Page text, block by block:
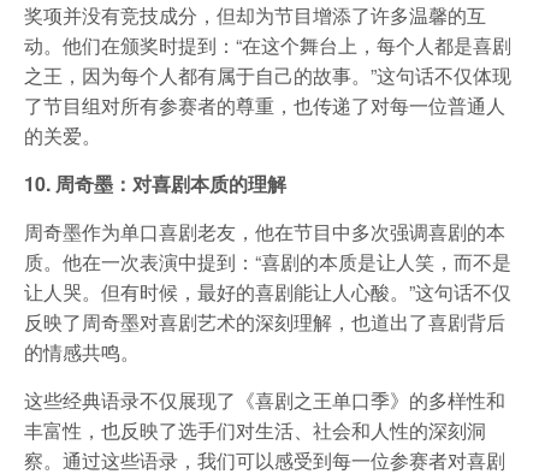
奖项并没有竞技成分，但却为节目增添了许多温馨的互
动。他们在颁奖时提到：“在这个舞台上，每个人都是喜剧
之王，因为每个人都有属于自己的故事。”这句话不仅体现
了节目组对所有参赛者的尊重，也传递了对每一位普通人
的关爱。
10. 周奇墨：对喜剧本质的理解
周奇墨作为单口喜剧老友，他在节目中多次强调喜剧的本
质。他在一次表演中提到：“喜剧的本质是让人笑，而不是
让人哭。但有时候，最好的喜剧能让人心酸。”这句话不仅
反映了周奇墨对喜剧艺术的深刻理解，也道出了喜剧背后
的情感共鸣。
这些经典语录不仅展现了《喜剧之王单口季》的多样性和
丰富性，也反映了选手们对生活、社会和人性的深刻洞
察。通过这些语录，我们可以感受到每一位参赛者对喜剧